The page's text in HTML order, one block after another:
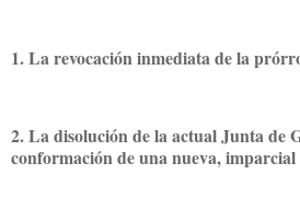
1. La revocación inmediata de la
2. La disolución de la actual Junta de
conformación de una nueva,